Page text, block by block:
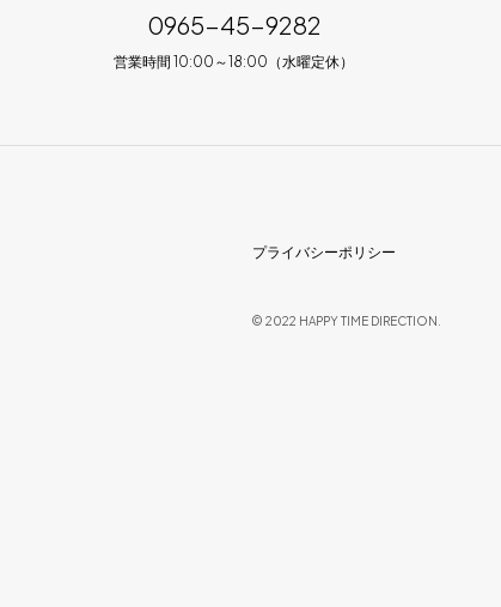
0965-45-9282
営業時間 10:00～18:00（水曜定休）
プライバシーポリシー
© 2022 HAPPY TIME DIRECTION.